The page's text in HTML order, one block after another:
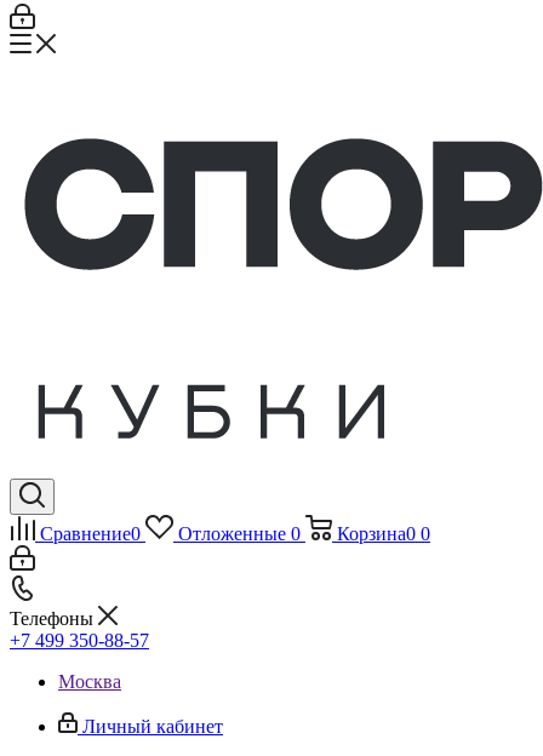
Сравнение0 Отложенные 0 Корзина0 0
Телефоны
+7 499 350-88-57
Москва
Личный кабинет